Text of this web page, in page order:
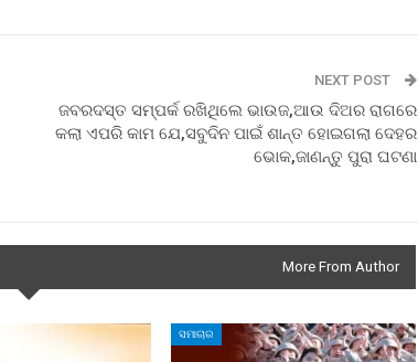
NEXT POST
ଜବରଦସ୍ତ ସମ୍ପର୍କ ରଖିଥିଲେ ଭାଉଜ,ଆଉ ଦିଅର ରାଗରେ
କଲା ଏପରି କାମ ଯେ,ସବୁଦିନ ପାଇଁ ଶାନ୍ତ ହୋଇଗଲା ଦେହର
ଭୋକ,ଜାଣନ୍ତୁ ପୁରା ଘଟଣା
More From Author
ସମାଚାର